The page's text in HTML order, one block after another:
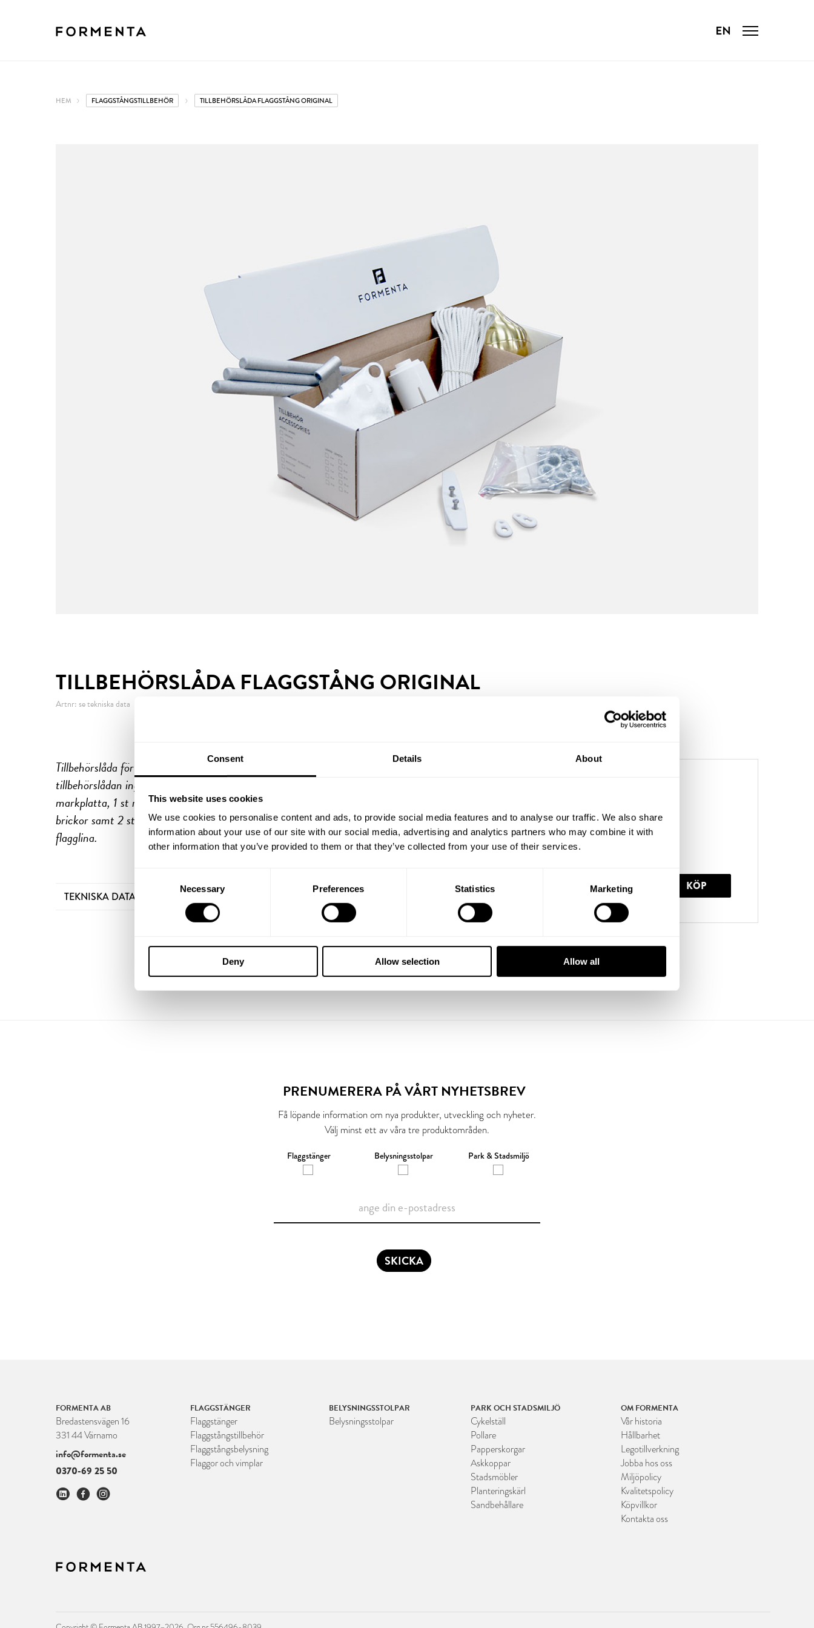
Consent Details About
This website uses cookies
We use cookies to personalise content and ads, to provide social media features and to analyse our traffic. We also share
information about your use of our site with our social media, advertising and analytics partners who may combine it with
other information that you’ve provided to them or that they’ve collected from your use of their services.
Necessary Preferences Statistics Marketing
Deny Allow selection Allow all
HEM FLAGGSTÅNGSTILLBEHÖR TILLBEHÖRSLÅDA FLAGGSTÅNG ORIGINAL
TILLBEHÖRSLÅDA FLAGGSTÅNG ORIGINAL
Artnr: se tekniska data
Tillbehörslåda för Formentas Flaggstång Original 5–18 m. I
tillbehörslådan ingår Flaggstångskula, 3 st förankringsjärn, 1 st
markplatta, 1 st mutterpåse med höga muttra, låga muttrar och
brickor samt 2 st clips, knape med 2 st rostfria skruvar och
flagglina.
TEKNISKA DATA
Leveransinfo och köpvillkor
Begär offert för större volymer
PRENUMERERA PÅ VÅRT NYHETSBREV
Få löpande information om nya produkter, utveckling och nyheter.
Välj minst ett av våra tre produktområden.
Flaggstänger Belysningsstolpar Park & Stadsmiljö
SKICKA
FORMENTA AB
Bredastensvägen 16
331 44 Värnamo
info@formenta.se
0370-69 25 50
FLAGGSTÄNGER
Flaggstänger
Flaggstångstillbehör
Flaggstångsbelysning
Flaggor och vimplar
BELYSNINGSSTOLPAR
Belysningsstolpar
PARK OCH STADSMILJÖ
Cykelställ
Pollare
Papperskorgar
Askkoppar
Stadsmöbler
Planteringskärl
Sandbehållare
OM FORMENTA
Vår historia
Hållbarhet
Legotillverkning
Jobba hos oss
Miljöpolicy
Kvalitetspolicy
Köpvillkor
Kontakta oss